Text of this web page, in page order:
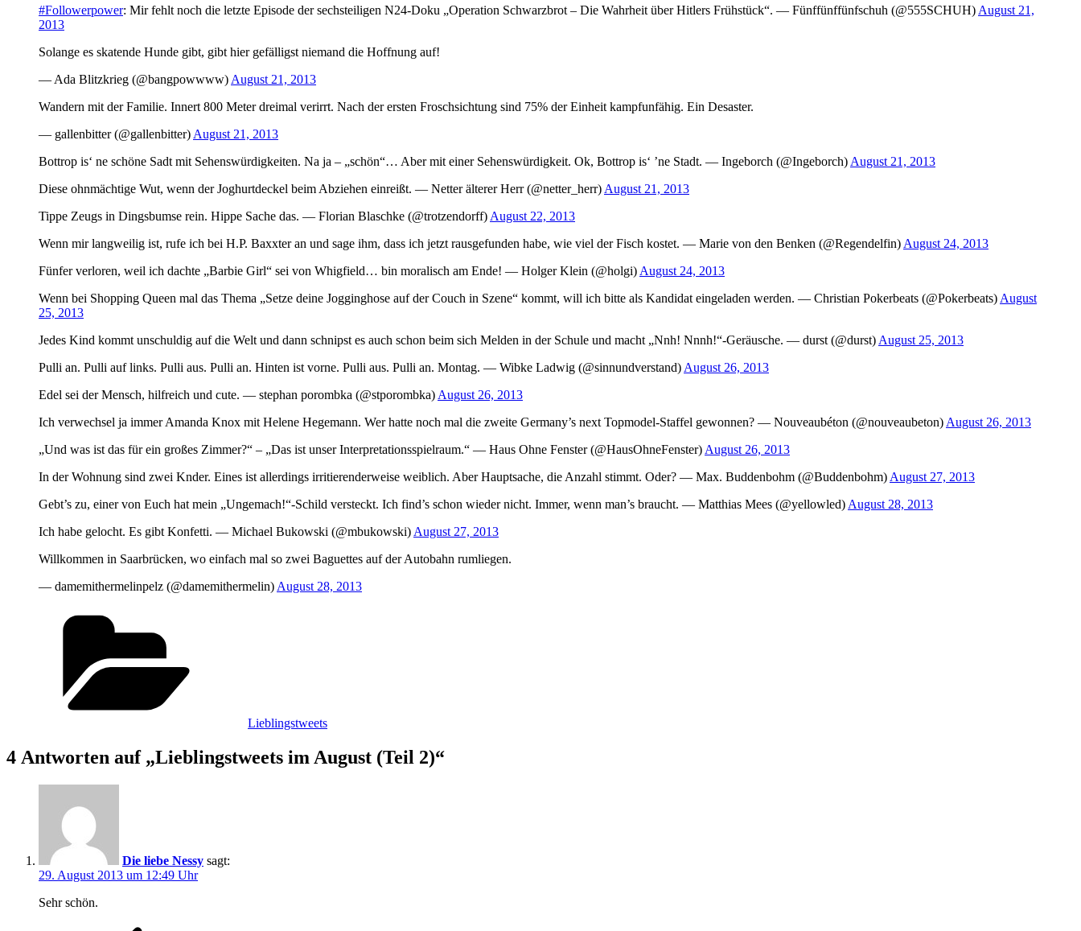
#Followerpower: Mir fehlt noch die letzte Episode der sechsteiligen N24-Doku „Operation Schwarzbrot – Die Wahrheit über Hitlers Frühstück“. — Fünffünffünfschuh (@555SCHUH) August 21,
2013
Solange es skatende Hunde gibt, gibt hier gefälligst niemand die Hoffnung auf!
— Ada Blitzkrieg (@bangpowwww) August 21, 2013
Wandern mit der Familie. Innert 800 Meter dreimal verirrt. Nach der ersten Froschsichtung sind 75% der Einheit kampfunfähig. Ein Desaster.
— gallenbitter (@gallenbitter) August 21, 2013
Bottrop is‘ ne schöne Sadt mit Sehenswürdigkeiten. Na ja – „schön“… Aber mit einer Sehenswürdigkeit. Ok, Bottrop is‘ ’ne Stadt. — Ingeborch (@Ingeborch) August 21, 2013
Diese ohnmächtige Wut, wenn der Joghurtdeckel beim Abziehen einreißt. — Netter älterer Herr (@netter_herr) August 21, 2013
Tippe Zeugs in Dingsbumse rein. Hippe Sache das. — Florian Blaschke (@trotzendorff) August 22, 2013
Wenn mir langweilig ist, rufe ich bei H.P. Baxxter an und sage ihm, dass ich jetzt rausgefunden habe, wie viel der Fisch kostet. — Marie von den Benken (@Regendelfin) August 24, 2013
Fünfer verloren, weil ich dachte „Barbie Girl“ sei von Whigfield… bin moralisch am Ende! — Holger Klein (@holgi) August 24, 2013
Wenn bei Shopping Queen mal das Thema „Setze deine Jogginghose auf der Couch in Szene“ kommt, will ich bitte als Kandidat eingeladen werden. — Christian Pokerbeats (@Pokerbeats) August
25, 2013
Jedes Kind kommt unschuldig auf die Welt und dann schnipst es auch schon beim sich Melden in der Schule und macht „Nnh! Nnnh!“-Geräusche. — durst (@durst) August 25, 2013
Pulli an. Pulli auf links. Pulli aus. Pulli an. Hinten ist vorne. Pulli aus. Pulli an. Montag. — Wibke Ladwig (@sinnundverstand) August 26, 2013
Edel sei der Mensch, hilfreich und cute. — stephan porombka (@stporombka) August 26, 2013
Ich verwechsel ja immer Amanda Knox mit Helene Hegemann. Wer hatte noch mal die zweite Germany’s next Topmodel-Staffel gewonnen? — Nouveaubéton (@nouveaubeton) August 26, 2013
„Und was ist das für ein großes Zimmer?“ – „Das ist unser Interpretationsspielraum.“ — Haus Ohne Fenster (@HausOhneFenster) August 26, 2013
In der Wohnung sind zwei Knder. Eines ist allerdings irritierenderweise weiblich. Aber Hauptsache, die Anzahl stimmt. Oder? — Max. Buddenbohm (@Buddenbohm) August 27, 2013
Gebt’s zu, einer von Euch hat mein „Ungemach!“-Schild versteckt. Ich find’s schon wieder nicht. Immer, wenn man’s braucht. — Matthias Mees (@yellowled) August 28, 2013
Ich habe gelocht. Es gibt Konfetti. — Michael Bukowski (@mbukowski) August 27, 2013
Willkommen in Saarbrücken, wo einfach mal so zwei Baguettes auf der Autobahn rumliegen.
— damemithermelinpelz (@damemithermelin) August 28, 2013
Lieblingstweets
4 Antworten auf „Lieblingstweets im August (Teil 2)“
Die liebe Nessy sagt:
29. August 2013 um 12:49 Uhr
Sehr schön.